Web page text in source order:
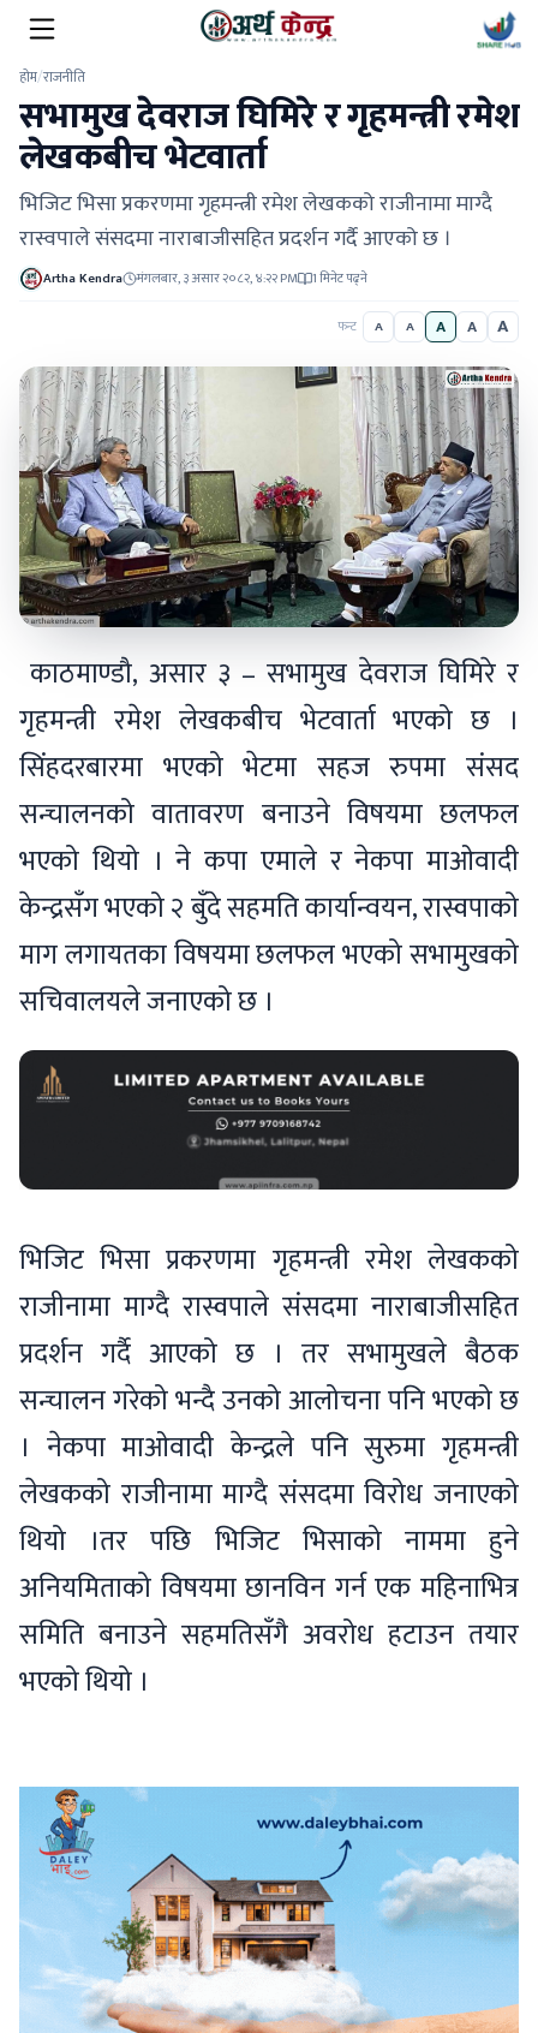
होम/राजनीति
सभामुख देवराज घिमिरे र गृहमन्त्री रमेश
लेखकबीच भेटवार्ता
भिजिट भिसा प्रकरणमा गृहमन्त्री रमेश लेखकको राजीनामा माग्दै
रास्वपाले संसदमा नाराबाजीसहित प्रदर्शन गर्दै आएको छ ।
Artha Kendra मंगलबार, ३ असार २०८२, ४:२२ PM 1 मिनेट पढ्ने
फन्ट A A A A A
काठमाण्डौ, असार ३ – सभामुख देवराज घिमिरे र
गृहमन्त्री रमेश लेखकबीच भेटवार्ता भएको छ ।
सिंहदरबारमा भएको भेटमा सहज रुपमा संसद
सन्चालनको वातावरण बनाउने विषयमा छलफल
भएको थियो । ने कपा एमाले र नेकपा माओवादी
केन्द्रसँग भएको २ बुँदे सहमति कार्यान्वयन, रास्वपाको
माग लगायतका विषयमा छलफल भएको सभामुखको
सचिवालयले जनाएको छ ।
भिजिट भिसा प्रकरणमा गृहमन्त्री रमेश लेखकको
राजीनामा माग्दै रास्वपाले संसदमा नाराबाजीसहित
प्रदर्शन गर्दै आएको छ । तर सभामुखले बैठक
सन्चालन गरेको भन्दै उनको आलोचना पनि भएको छ
। नेकपा माओवादी केन्द्रले पनि सुरुमा गृहमन्त्री
लेखकको राजीनामा माग्दै संसदमा विरोध जनाएको
थियो ।तर पछि भिजिट भिसाको नाममा हुने
अनियमिताको विषयमा छानविन गर्न एक महिनाभित्र
समिति बनाउने सहमतिसँगै अवरोध हटाउन तयार
भएको थियो ।